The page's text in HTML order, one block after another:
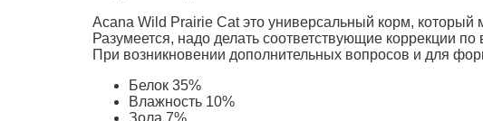
Acana Wild Prairie Cat это универсальный корм, который
Разумеется, надо делать соответствующие коррекции
При возникновении дополнительных вопросов и для
Белок 35%
Влажность 10%
Зола 7%